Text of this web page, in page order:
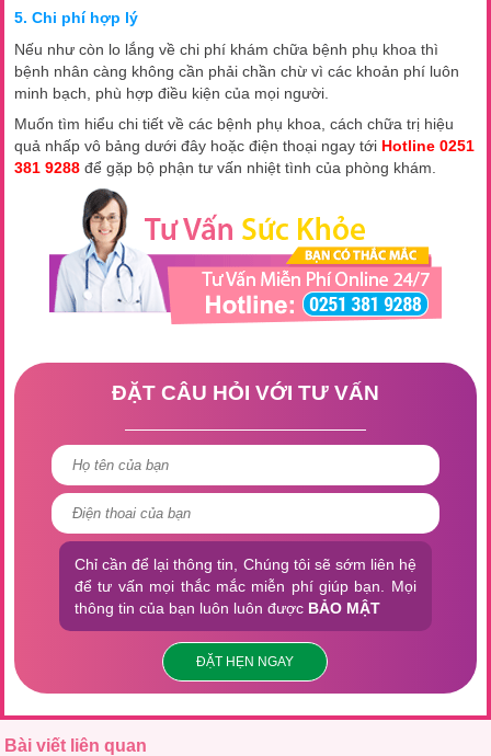
5. Chi phí hợp lý
Nếu như còn lo lắng về chi phí khám chữa bệnh phụ khoa thì
bệnh nhân càng không cần phải chần chừ vì các khoản phí luôn
minh bạch, phù hợp điều kiện của mọi người.
Muốn tìm hiểu chi tiết về các bệnh phụ khoa, cách chữa trị hiệu
quả nhấp vô bảng dưới đây hoặc điện thoại ngay tới Hotline 0251
381 9288để gặp bộ phận tư vấn nhiệt tình của phòng khám.
ĐẶT CÂU HỎI VỚI TƯ VẤN
Chỉ cần để lại thông tin, Chúng tôi sẽ sớm liên hệ
để tư vấn mọi thắc mắc miễn phí giúp bạn. Mọi
thông tin của bạn luôn luôn được BẢO MẬT
ĐẶT HẸN NGAY
Bài viết liên quan